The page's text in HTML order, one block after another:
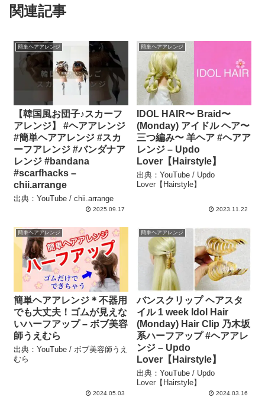
関連記事
簡単ヘアアレンジ
【韓国風お団子♪スカーフ
アレンジ】 #ヘアアレンジ
#簡単ヘアアレンジ #スカ
ーフアレンジ #バンダナア
レンジ #bandana
#scarfhacks –
chii.arrange
出典：YouTube / chii.arrange
2025.09.17
簡単ヘアアレンジ
IDOL HAIR〜 Braid〜
(Monday) アイドル ヘア〜
三つ編み〜 羊ヘア #ヘアア
レンジ – Updo
Lover【Hairstyle】
出典：YouTube / Updo
Lover【Hairstyle】
2023.11.22
簡単ヘアアレンジ
簡単ヘアアレンジ＊不器用
でも大丈夫！ゴムが見えな
いハーフアップ – ボブ美容
師うえむら
出典：YouTube / ボブ美容師うえ
むら
2024.05.03
簡単ヘアアレンジ
バンスクリップ ヘアスタ
イル 1 week Idol Hair
(Monday) Hair Clip 乃木坂
系ハーフアップ #ヘアアレ
ンジ – Updo
Lover【Hairstyle】
出典：YouTube / Updo
Lover【Hairstyle】
2024.03.16